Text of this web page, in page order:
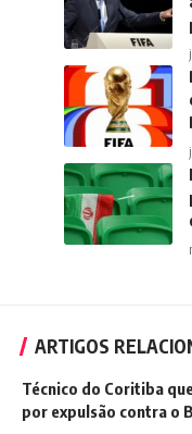
ARTIGOS
Técnico do Coritiba
por expulsão contra o